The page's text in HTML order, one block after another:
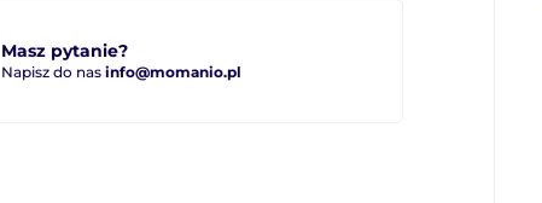
Masz pytanie?
Napisz do nas info@momanio.pl